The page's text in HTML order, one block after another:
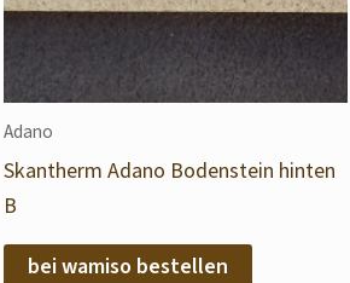
Adano
Skantherm Adano Bodenstein hinten
B
bei wamiso bestellen